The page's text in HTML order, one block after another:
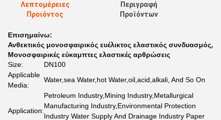
Λεπτομέρειες
Προιόντος
Περιγραφή
Προϊόντων
Επισημαίνω:
Ανθεκτικός μονοσφαιρικός ευέλικτος ελαστικός συνδυασμός,
Μονοσφαιρικές εύκαμπτες ελαστικές αρθρώσεις
Size:
DN100
Applicable
Media:
Water,sea Water,hot Water,oil,acid,alkali, And So On
Application:
Petroleum Industry,Mining Industry,Metallurgical
Manufacturing Industry,Environmental Protection
Industry Water Supply And Drainage Industry Paper